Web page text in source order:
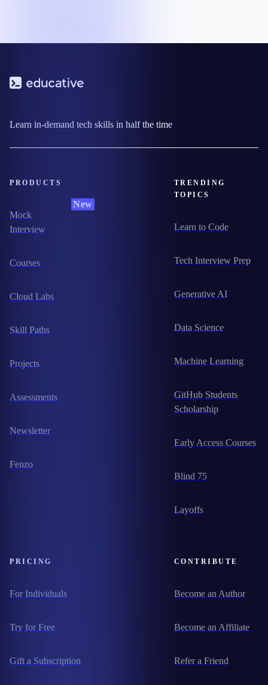
Learn in-demand tech skills in half the time
PRODUCTS
Mock
Interview
New
Courses
Cloud Labs
Skill Paths
Projects
Assessments
Newsletter
Fenzo
TRENDING
TOPICS
Learn to Code
Tech Interview Prep
Generative AI
Data Science
Machine Learning
GitHub Students
Scholarship
Early Access Courses
Blind 75
Layoffs
PRICING
For Individuals
Try for Free
Gift a Subscription
CONTRIBUTE
Become an Author
Become an Affiliate
Refer a Friend